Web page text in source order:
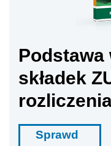
Podstawa
składek
Sprawd